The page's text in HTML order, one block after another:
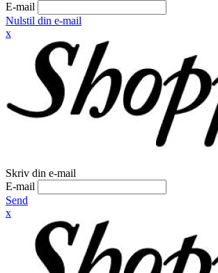
E-mail
Nulstil din e-mail
x
Skriv din e-mail
E-mail
Send
x